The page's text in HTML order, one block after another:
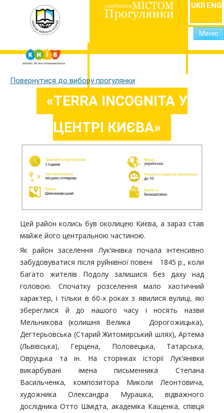
UKRENG
Меню
Повернутися до вибору прогулянки
«TERRA INCOGNITA У
ЦЕНТРІ КИЄВА»
Цей район колись був околицею Києва, а зараз став
майже його центральною частиною.
Як район заселення Лук’янівка почала інтенсивно
забудовуватися після руйнівної повені 1845 р., коли
багато жителів Подолу залишися без даху над
головою. Спочатку розселення мало хаотичний
характер, і тільки в 60-х роках з явилися вулиці, які
збереглися й до нашого часу і носять назви
Мельникова (колишня Велика Дорогожицька),
Дегтерьовська (Старий Житомирський шлях), Артема
(Львівська), Герцена, Половецька, Татарська,
Овруцька та ін. На сторінках історії Лук’янівки
викарбувані імена письменника Степана
Васильченка, композитора Миколи Леонтовича,
художника Олександра Мурашка, відважного
дослідника Отто Шмідта, академіка Кащенка, співця